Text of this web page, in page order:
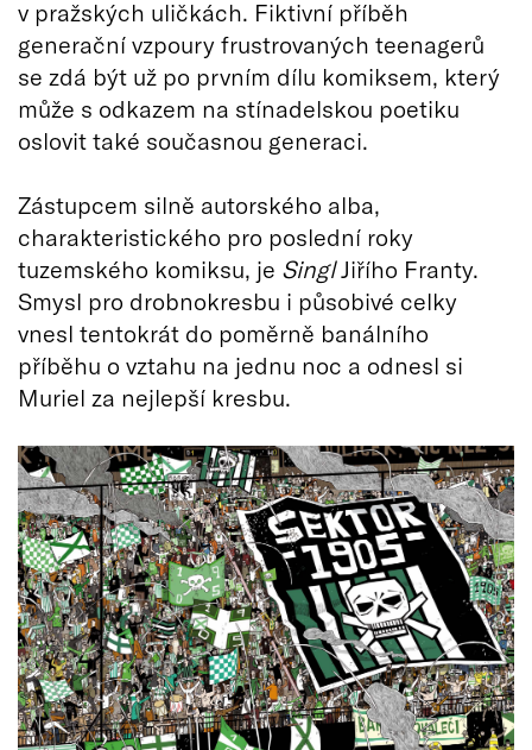
v pražských uličkách. Fiktivní příběh
generační vzpoury frustrovaných teenagerů
se zdá být už po prvním dílu komiksem, který
může s odkazem na stínadelskou poetiku
oslovit také současnou generaci.
Zástupcem silně autorského alba,
charakteristického pro poslední roky
tuzemského komiksu, je SinglJiřího Franty.
Smysl pro drobnokresbu i působivé celky
vnesl tentokrát do poměrně banálního
příběhu o vztahu na jednu noc a odnesl si
Muriel za nejlepší kresbu.